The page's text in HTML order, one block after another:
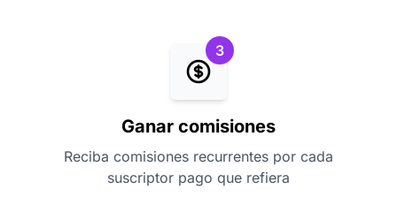
3
Ganar comisiones
Reciba comisiones recurrentes por cada
suscriptor pago que refiera